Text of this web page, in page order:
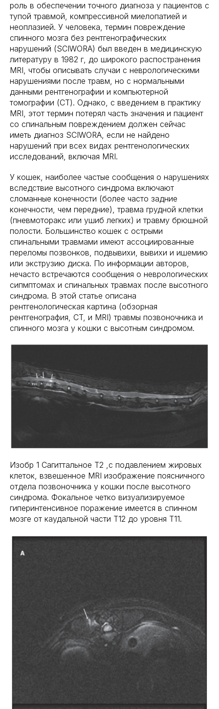
роль в обеспечении точного диагноза у пациентов с
тупой травмой, компрессивной миелопатией и
неоплазией. У человека, термин повреждение
спинного мозга без рентгенографических
нарушений (SCIWORA) был введен в медицинскую
литературу в 1982 г, до широкого распостранения
MRI, чтобы описывать случаи с неврологическими
нарушениями после травм, но с нормальными
данными рентгенографии и компьютерной
томографии (CT). Однако, с введением в практику
MRI, этот термин потерял часть значения и пациент
со спинальным повреждением должен сейчас
иметь диагноз SCIWORA, если не найдено
нарушений при всех видах рентгенологических
исследований, включая MRI.
У кошек, наиболее частые сообщения о нарушениях
вследствие высотного синдрома включают
сломанные конечности (более часто задние
конечности, чем передние), травма грудной клетки
(пневмоторакс или ушиб легких) и травму брюшной
полости. Большинство кошек с острыми
спинальными травмами имеют ассоциированные
переломы позвонков, подвывихи, вывихи и ишемию
или экструзию диска. По информации авторов,
нечасто встречаются сообщения о неврологических
сипмптомах и спинальных травмах после высотного
синдрома. В этой статье описана
рентгенологическая картина (обзорная
рентгенография, CT, и MRI) травмы позвоночника и
спинного мозга у кошки с высотным синдромом.
Изобр 1 Сагиттальное Т2 ,с подавлением жировых
клеток, взвешенное MRI изображение поясничного
отдела позвоночника у кошки после высотного
синдрома. Фокальное четко визуализируемое
гиперинтенсивное поражение имеется в спинном
мозге от каудальной части Т12 до уровня Т11.